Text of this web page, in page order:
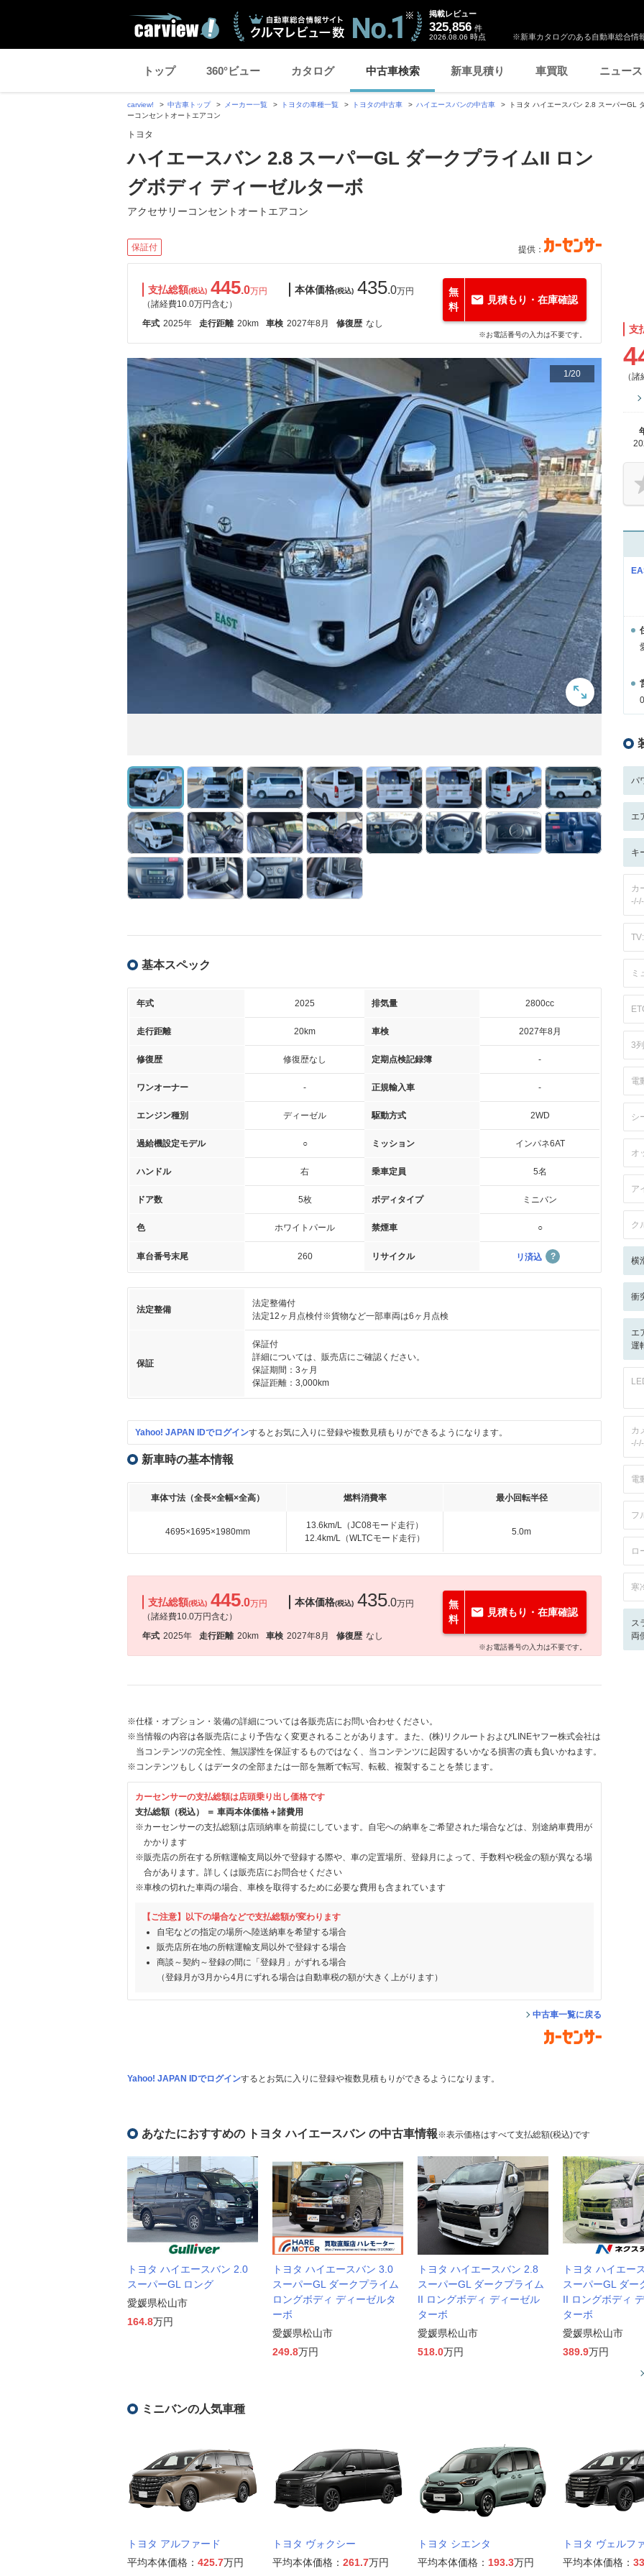
※新車カタログのある自動車総合情
掲載レビュー
325,856 件
2026.08.06 時点
トップ 360°ビュー カタログ 中古車検索 新車見積り 車買取 ニュース
carview! 中古車トップ メーカー一覧 トヨタの車種一覧 トヨタの中古車 ハイエースバンの中古車
トヨタ ハイエースバン 2.8 スーパーGL
ーコンセントオートエアコン
トヨタ
ハイエースバン 2.8 スーパーGL ダークプライムII ロン
グボディ ディーゼルターボ
アクセサリーコンセントオートエアコン
保証付 提供：
支払総額(税込) 445.0万円
（諸経費10.0万円含む）
本体価格(税込) 435.0万円
年式 2025年 走行距離 20km 車検 2027年8月 修復歴 なし
無
料
見積もり・在庫確認
※お電話番号の入力は不要です。
1/20
基本スペック
年式 2025 排気量 2800cc
走行距離 20km 車検 2027年8月
修復歴 修復歴なし 定期点検記録簿 -
ワンオーナー - 正規輸入車 -
エンジン種別 ディーゼル 駆動方式 2WD
過給機設定モデル ○ ミッション インパネ6AT
ハンドル 右 乗車定員 5名
ドア数 5枚 ボディタイプ ミニバン
色 ホワイトパール 禁煙車 ○
車台番号末尾 260 リサイクル リ済込
法定整備
法定整備付
法定12ヶ月点検付※貨物など一部車両は6ヶ月点検
保証
保証付
詳細については、販売店にご確認ください。
保証期間：3ヶ月
保証距離：3,000km
Yahoo! JAPAN IDでログインするとお気に入りに登録や複数見積もりができるようになります。
新車時の基本情報
車体寸法（全長×全幅×全高） 燃料消費率 最小回転半径
4695×1695×1980mm
13.6km/L（JC08モード走行）
12.4km/L（WLTCモード走行）
5.0m
支払総額(税込) 445.0万円
（諸経費10.0万円含む）
本体価格(税込) 435.0万円
年式 2025年 走行距離 20km 車検 2027年8月 修復歴 なし
無
料
見積もり・在庫確認
※お電話番号の入力は不要です。
※仕様・オプション・装備の詳細については各販売店にお問い合わせください。
※当情報の内容は各販売店により予告なく変更されることがあります。また、(株)リクルートおよびLINEヤフー株式会社は
当コンテンツの完全性、無誤謬性を保証するものではなく、当コンテンツに起因するいかなる損害の責も負いかねます。
※コンテンツもしくはデータの全部または一部を無断で転写、転載、複製することを禁じます。
カーセンサーの支払総額は店頭乗り出し価格です
支払総額（税込） ＝ 車両本体価格＋諸費用
※カーセンサーの支払総額は店頭納車を前提にしています。自宅への納車をご希望された場合などは、別途納車費用が
かかります
※販売店の所在する所轄運輸支局以外で登録する際や、車の定置場所、登録月によって、手数料や税金の額が異なる場
合があります。詳しくは販売店にお問合せください
※車検の切れた車両の場合、車検を取得するために必要な費用も含まれています
【ご注意】以下の場合などで支払総額が変わります
自宅などの指定の場所へ陸送納車を希望する場合
販売店所在地の所轄運輸支局以外で登録する場合
商談～契約～登録の間に「登録月」がずれる場合
（登録月が3月から4月にずれる場合は自動車税の額が大きく上がります）
中古車一覧に戻る
Yahoo! JAPAN IDでログインするとお気に入りに登録や複数見積もりができるようになります。
支
（
パ
エ
キ
カ
ミ
3
電
シ
オ
ア
ク
横
衝
エ
運
カ
電
フ
ロ
寒
ス
両
あなたにおすすめの トヨタ ハイエースバン の中古車情報※表示価格はすべて支払総額(税込)です
トヨタ ハイエースバン 2.0
スーパーGL ロング
愛媛県松山市
164.8万円
トヨタ ハイエースバン 3.0
スーパーGL ダークプライム
ロングボディ ディーゼルタ
ーボ
愛媛県松山市
249.8万円
トヨタ ハイエースバン 2.8
スーパーGL ダークプライム
II ロングボディ ディーゼル
ターボ
愛媛県松山市
518.0万円
トヨタ ハイエー
スーパーGL ダー
II ロングボディ
ターボ
愛媛県松山市
389.9万円
ミニバンの人気車種
トヨタ アルファード
平均本体価格： 425.7万円
トヨタ ヴォクシー
平均本体価格： 261.7万円
トヨタ シエンタ
平均本体価格： 193.3万円
トヨタ ヴェルフ
平均本体価格：